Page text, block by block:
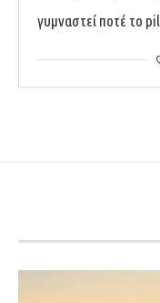
γυμναστεί ποτέ το